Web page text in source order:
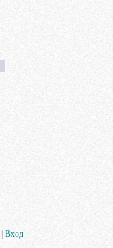
Вход